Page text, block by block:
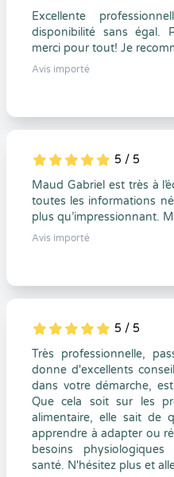
Excellente
disponibilité sans égal.
merci pour tout! Je
Avis importé
5
1
5
0 5 / 5
Maud Gabriel est très à
toutes les informations
plus qu’impressionnant.
Avis importé
5
1
5
0 5 / 5
Très professionnelle,
donne d'excellents
dans votre démarche,
Que cela soit sur les
alimentaire, elle sait de
apprendre à adapter ou
besoins
santé. N'hésitez plus et